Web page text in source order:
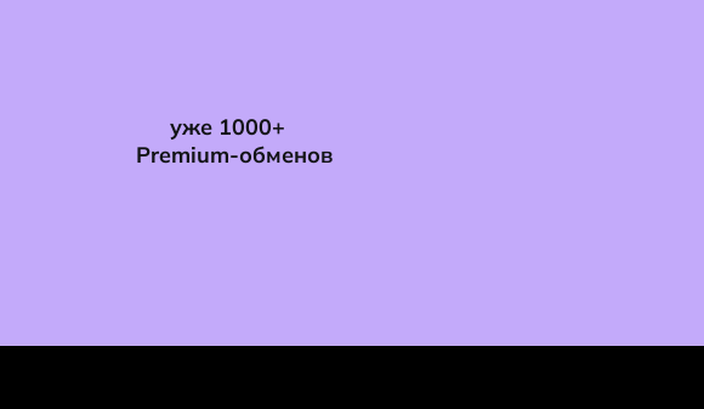
уже 1000+
Premium-обменов